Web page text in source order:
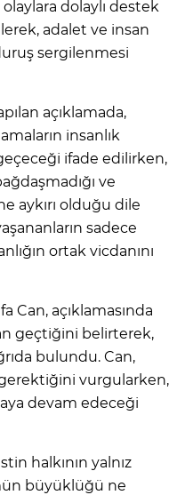
olaylara dolaylı destek
adalet ve insan
sergilenmesi
açıklamada,
insanlık
ifade edilirken,
ve
aykırı olduğu dile
sadece
ortak vicdanını
Can, açıklamasında
geçtiğini belirterek,
bulundu. Can,
vurgularken,
devam edeceği
halkının yalnız
büyüklüğü ne